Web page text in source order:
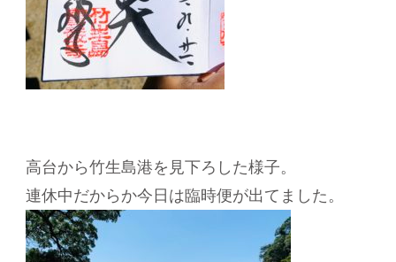
高台から竹生島港を見下ろした様子。
連休中だからか今日は臨時便が出てました。